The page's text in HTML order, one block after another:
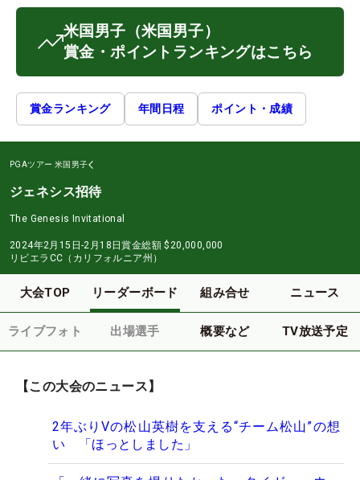
米国男子 （米国男子）
賞金・ポイントランキングはこちら
賞金ランキング 年間日程 ポイント・成績
PGAツアー 米国男子
ジェネシス招待
The Genesis Invitational
2024年2月15日-2月18日賞金総額 $20,000,000
リビエラCC（カリフォルニア州）
大会TOP リーダーボード 組み合せ ニュース
ライブフォト 出場選手 概要など TV放送予定
【この大会のニュース】
2年ぶりVの松山英樹を支える“チーム松山”の想
い 「ほっとしました」